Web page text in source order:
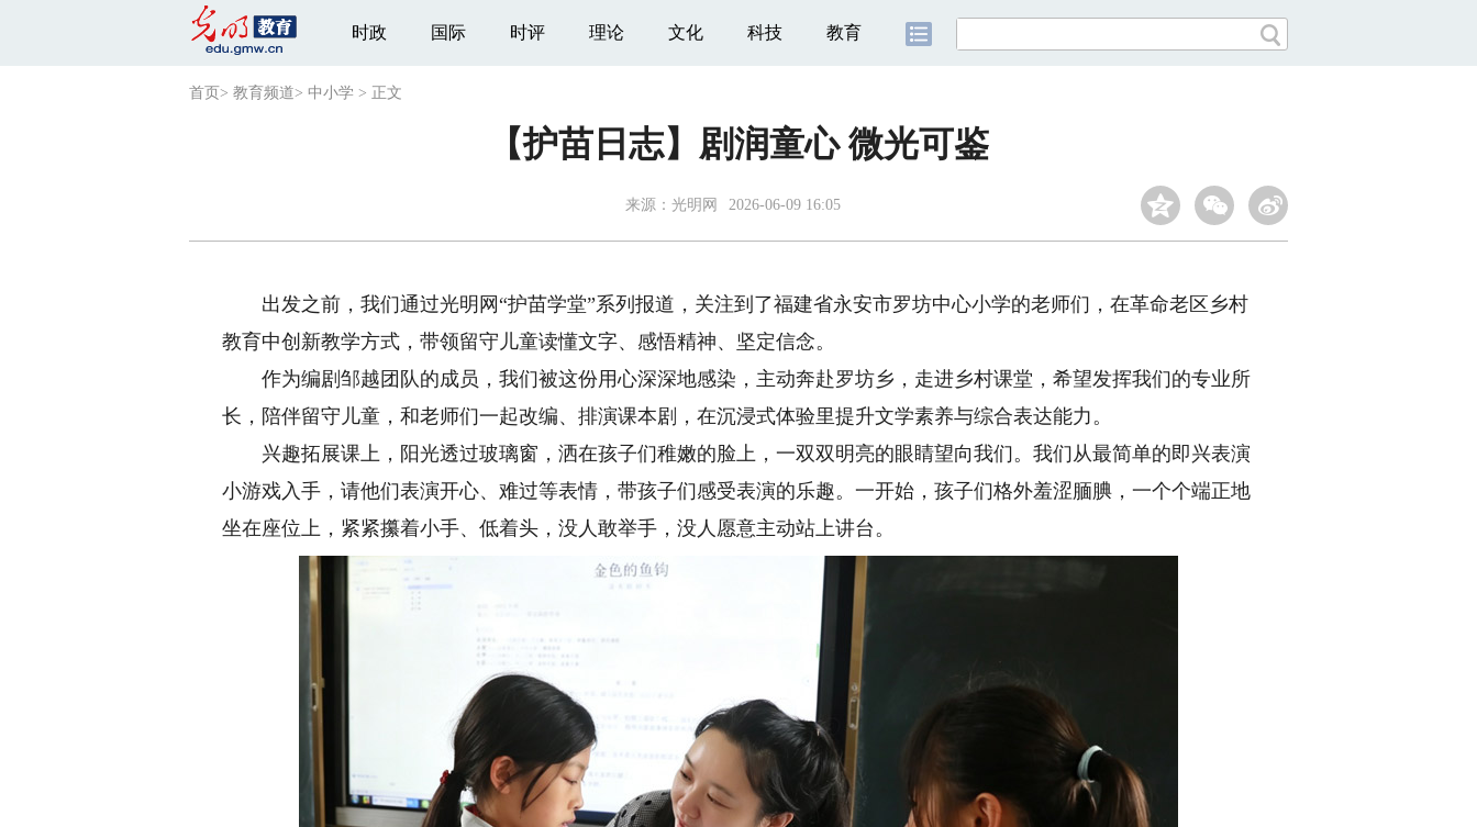
时政 国际 时评 理论 文化 科技 教育
首页 > 教育频道> 中小学 > 正文
【护苗日志】剧润童心 微光可鉴
来源： 光明网 2026-06-09 16:05
出发之前，我们通过光明网“护苗学堂”系列报道，关注到了福建省永安市罗坊中心小学的老师们，在革命老区乡村
教育中创新教学方式，带领留守儿童读懂文字、感悟精神、坚定信念。
作为编剧邹越团队的成员，我们被这份用心深深地感染，主动奔赴罗坊乡，走进乡村课堂，希望发挥我们的专业所
长，陪伴留守儿童，和老师们一起改编、排演课本剧，在沉浸式体验里提升文学素养与综合表达能力。
兴趣拓展课上，阳光透过玻璃窗，洒在孩子们稚嫩的脸上，一双双明亮的眼睛望向我们。我们从最简单的即兴表演
小游戏入手，请他们表演开心、难过等表情，带孩子们感受表演的乐趣。一开始，孩子们格外羞涩腼腆，一个个端正地
坐在座位上，紧紧攥着小手、低着头，没人敢举手，没人愿意主动站上讲台。